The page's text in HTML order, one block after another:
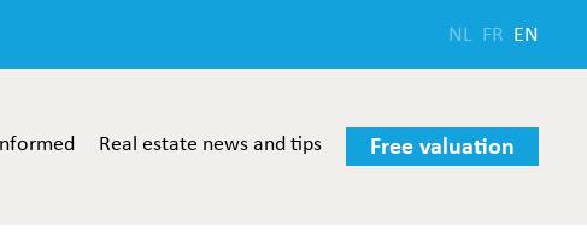
NL FR EN
Real estate news and tips Free valuation